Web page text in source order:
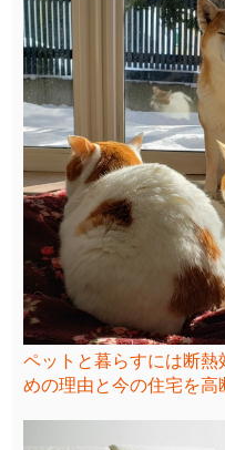
ペットと暮らすには断
めの理由と今の住宅を